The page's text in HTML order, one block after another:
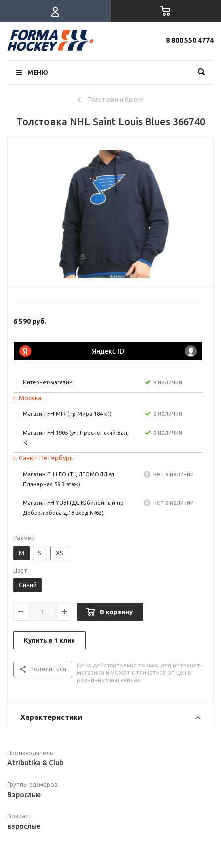
8 800 550 4774
МЕНЮ
Толстовки и брюки
Толстовка NHL Saint Louis Blues 366740
6 590 руб.
Интернет-магазин в наличии
г. Москва:
Магазин FH MIR (пр Мира 184 к1) в наличии
Магазин FH 1905 (ул. Пресненский Вал,
5)
в наличии
г. Санкт-Петербург:
Магазин FH LEO (ТЦ ЛЕОМОЛЛ ул
Планерная 59 3 этаж)
Нет в наличии
Магазин FH YUBI (ДС Юбилейный пр
Добролюбова д.18 вход №62)
Нет в наличии
Размер
M S XS
Цвет
Синий
В корзину
Купить в 1 клик
Поделиться
Цена действительна только для интернет-
магазина и может отличаться от цен в
розничных магазинах
Характеристики
Производитель
Atributika & Club
Группы размеров
Взрослые
Возраст
взрослые